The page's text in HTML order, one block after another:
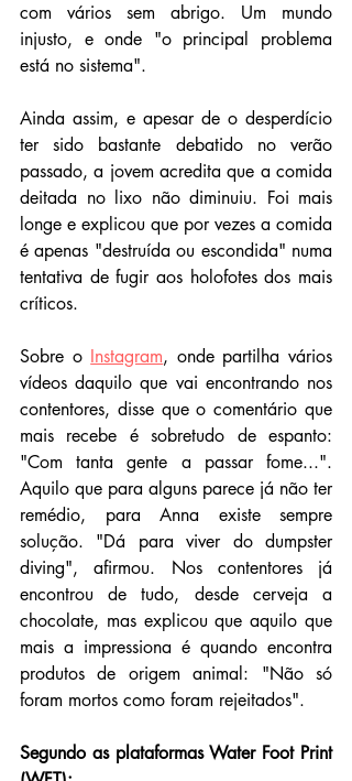
com vários sem abrigo. Um mundo
injusto, e onde "o principal problema
está no sistema".
Ainda assim, e apesar de o desperdício
ter sido bastante debatido no verão
passado, a jovem acredita que a comida
deitada no lixo não diminuiu. Foi mais
longe e explicou que por vezes a comida
é apenas "destruída ou escondida" numa
tentativa de fugir aos holofotes dos mais
críticos.
Sobre o Instagram, onde partilha vários
vídeos daquilo que vai encontrando nos
contentores, disse que o comentário que
mais recebe é sobretudo de espanto:
"Com tanta gente a passar fome...".
Aquilo que para alguns parece já não ter
remédio, para Anna existe sempre
solução. "Dá para viver do dumpster
diving", afirmou. Nos contentores já
encontrou de tudo, desde cerveja a
chocolate, mas explicou que aquilo que
mais a impressiona é quando encontra
produtos de origem animal: "Não só
foram mortos como foram rejeitados".
Segundo as plataformas Water Foot Print